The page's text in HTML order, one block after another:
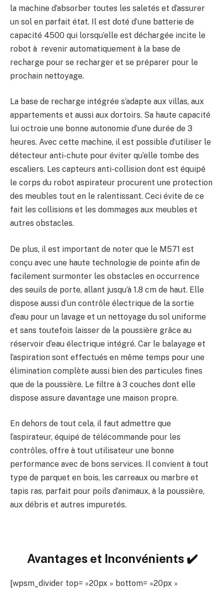
la machine d’absorber toutes les saletés et d’assurer
un sol en parfait état. Il est doté d’une batterie de
capacité 4500 qui lorsqu’elle est déchargée incite le
robot à revenir automatiquement à la base de
recharge pour se recharger et se préparer pour le
prochain nettoyage.
La base de recharge intégrée s’adapte aux villas, aux
appartements et aussi aux dortoirs. Sa haute capacité
lui octroie une bonne autonomie d’une durée de 3
heures. Avec cette machine, il est possible d’utiliser le
détecteur anti-chute pour éviter qu’elle tombe des
escaliers. Les capteurs anti-collision dont est équipé
le corps du robot aspirateur procurent une protection
des meubles tout en le ralentissant. Ceci évite de ce
fait les collisions et les dommages aux meubles et
autres obstacles.
De plus, il est important de noter que le M571 est
conçu avec une haute technologie de pointe afin de
facilement surmonter les obstacles en occurrence
des seuils de porte, allant jusqu’à 1.8 cm de haut. Elle
dispose aussi d’un contrôle électrique de la sortie
d’eau pour un lavage et un nettoyage du sol uniforme
et sans toutefois laisser de la poussière grâce au
réservoir d’eau électrique intégré. Car le balayage et
l’aspiration sont effectués en même temps pour une
élimination complète aussi bien des particules fines
que de la poussière. Le filtre à 3 couches dont elle
dispose assure davantage une maison propre.
En dehors de tout cela, il faut admettre que
l’aspirateur, équipé de télécommande pour les
contrôles, offre à tout utilisateur une bonne
performance avec de bons services. Il convient à tout
type de parquet en bois, les carreaux ou marbre et
tapis ras, parfait pour poils d’animaux, à la poussière,
aux débris et autres impuretés.
Avantages et Inconvénients ✔️
[wpsm_divider top= »20px » bottom= »20px »